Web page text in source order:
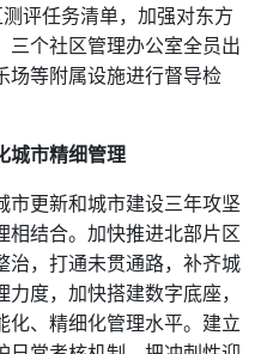
测评任务清单，加强对东方
三个社区管理办公室全员出
场等附属设施进行督导检
城市精细管理
市更新和城市建设三年攻坚
相结合。加快推进北部片区
治，打通未贯通路，补齐城
度，加快搭建数字底座，
化、精细化管理水平。建立